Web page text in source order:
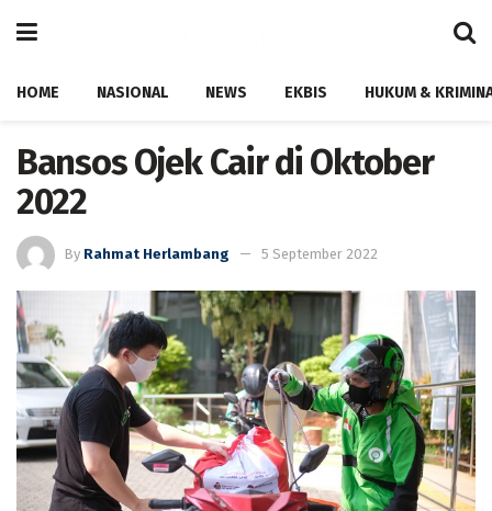
HOME NASIONAL NEWS EKBIS HUKUM &
Bansos Ojek Cair di Oktober
2022
By Rahmat Herlambang 5 September 2022